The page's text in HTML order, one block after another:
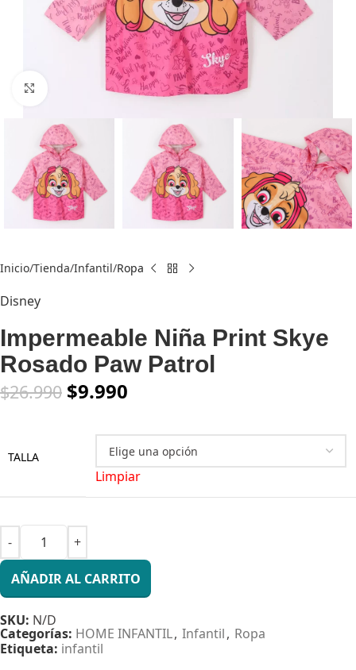
Click to enlarge
Inicio Tienda Infantil Ropa
Disney
Impermeable Niña Print Skye
Rosado Paw Patrol
$26.990 $9.990
TALLA
Limpiar
AÑADIR AL CARRITO
SKU: N/D
Categorías: HOME INFANTIL, Infantil, Ropa
Etiqueta: infantil